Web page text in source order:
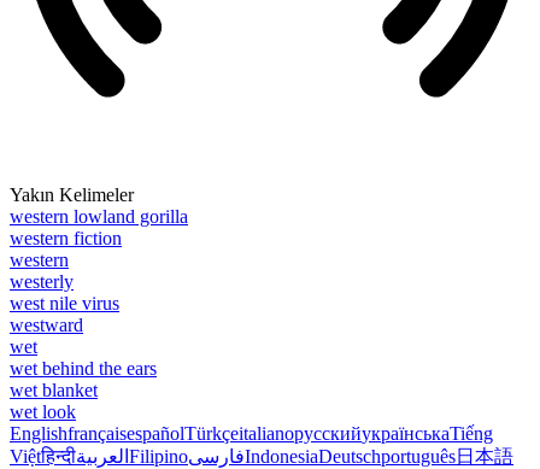
Yakın Kelimeler
western lowland gorilla
western fiction
western
westerly
west nile virus
westward
wet
wet behind the ears
wet blanket
wet look
EnglishfrançaisespañolTürkçeitalianoрусскийукраїнськаTiếng
Việtहिन्दीالعربية FilipinoفارسیIndonesiaDeutschportuguês日本語